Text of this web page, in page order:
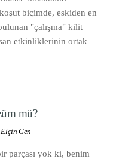
biçimde, eskiden en
"çalışma" kilit
etkinliklerinin ortak
mü?
Gen
parçası yok ki, benim